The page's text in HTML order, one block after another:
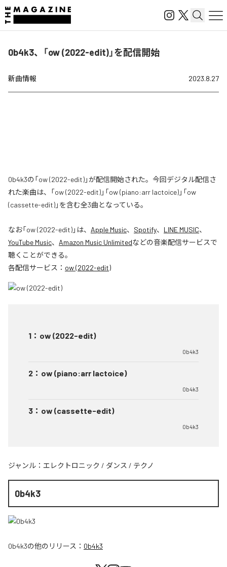
0b4k3、「ow (2022-edit)」を配信開始
新曲情報 2023.8.27
0b4k3の「ow (2022-edit)」が配信開始された。今回デジタル配信さ
れた楽曲は、「ow (2022-edit)」「ow (piano:arr lactoice)」「ow
(cassette-edit)」を含む全3曲となっている。
なお「ow (2022-edit)」は、 Apple Music、 Spotify、 LINE MUSIC、
YouTube Music、 Amazon Music Unlimitedなどの音楽配信サービスで
聴くことができる。
各配信サービス： ow (2022-edit)
1 ： ow (2022-edit)
0b4k3
2 ： ow (piano:arr lactoice)
0b4k3
3 ： ow (cassette-edit)
0b4k3
ジャンル： エレクトロニック / ダンス / テクノ
0b4k3
0b4k3の他のリリース： 0b4k3